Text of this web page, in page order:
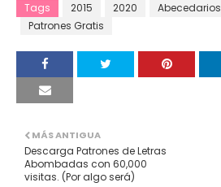
Tags 2015 2020 Abecedarios
Patrones Gratis
MÁS ANTIGUA
Descarga Patrones de Letras
Abombadas con 60,000
visitas. (Por algo será)